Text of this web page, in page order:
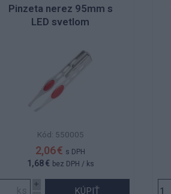
Pinzeta nerez 95mm s
LED svetlom
Kód: 550005
2,06 € s DPH
1,68 € bez DPH / ks
KÚPIŤ